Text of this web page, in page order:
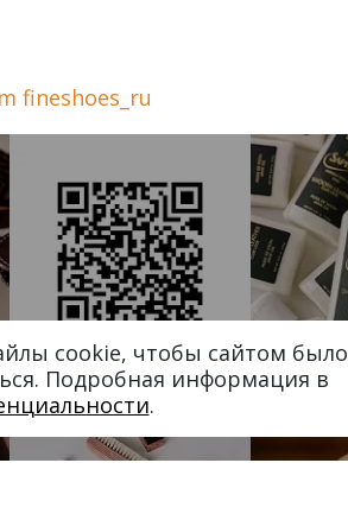
fineshoes_ru
cookie, чтобы сайтом было
Подробная информация в
.